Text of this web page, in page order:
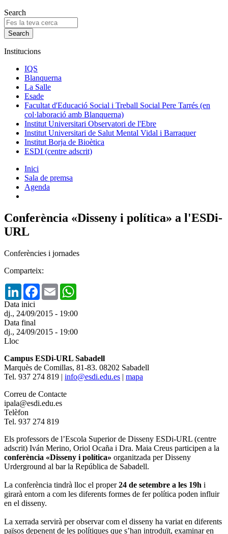
Search
Institucions
IQS
Blanquerna
La Salle
Esade
Facultat d'Educació Social i Treball Social Pere Tarrés (en
col·laboració amb Blanquerna)
Institut Universitari Observatori de l'Ebre
Institut Universitari de Salut Mental Vidal i Barraquer
Institut Borja de Bioètica
ESDI (centre adscrit)
Inici
Sala de premsa
Agenda
Conferència «Disseny i política» a l'ESDi-
URL
Conferències i jornades
Comparteix:
LinkedInFacebook
Email
Data inici
dj., 24/09/2015 - 19:00
Data final
dj., 24/09/2015 - 19:00
Lloc
Campus ESDi-URL Sabadell
Marquès de Comillas, 81-83. 08202 Sabadell
Tel. 937 274 819 | info@esdi.edu.es | mapa
Correu de Contacte
ipala@esdi.edu.es
Telèfon
Tel. 937 274 819
Els professors de l’Escola Superior de Disseny ESDi-URL (centre
adscrit) Iván Merino, Oriol Ocaña i Dra. Maia Creus participen a la
conferència «Disseny i política» organitzada per Disseny
Urderground al bar la República de Sabadell.
La conferència tindrà lloc el proper24 de setembre a les 19h i
girarà entorn a com les diferents formes de fer política poden influir
en el disseny.
La xerrada servirà per observar com el disseny ha variat en diferents
països depenent de les polítiques que s’han introduït, examinar en